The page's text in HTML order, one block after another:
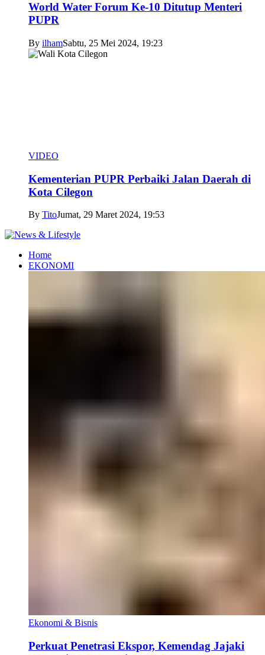
World Water Forum Ke-10 Ditutup Menteri
PUPR
By ilhamSabtu, 25 Mei 2024, 19:23
VIDEO
Kementerian PUPR Perbaiki Jalan Daerah di
Kota Cilegon
By TitoJumat, 29 Maret 2024, 19:53
Home
EKONOMI
Ekonomi & Bisnis
Perkuat Penetrasi Ekspor, Kemendag Jajaki